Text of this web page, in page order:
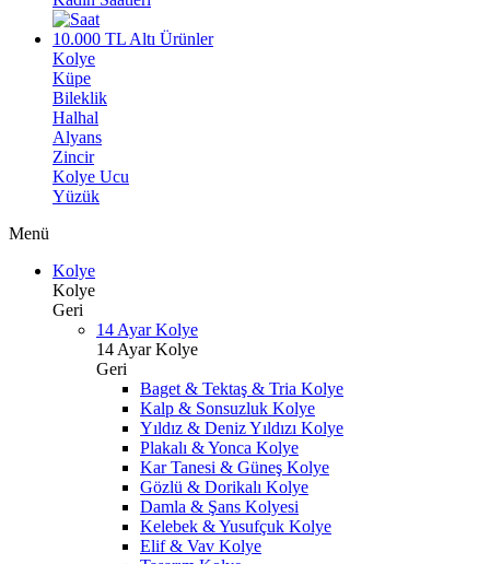
10.000 TL Altı Ürünler
Kolye
Küpe
Bileklik
Halhal
Alyans
Zincir
Kolye Ucu
Yüzük
Menü
Kolye
Kolye
Geri
14 Ayar Kolye
14 Ayar Kolye
Geri
Baget & Tektaş & Tria Kolye
Kalp & Sonsuzluk Kolye
Yıldız & Deniz Yıldızı Kolye
Plakalı & Yonca Kolye
Kar Tanesi & Güneş Kolye
Gözlü & Dorikalı Kolye
Damla & Şans Kolyesi
Kelebek & Yusufçuk Kolye
Elif & Vav Kolye